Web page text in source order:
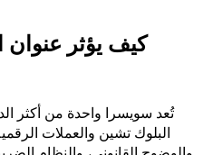
كيف يؤثر عنوان
تُعد سويسرا واحدة من أكثر
البلوك تشين والعملات